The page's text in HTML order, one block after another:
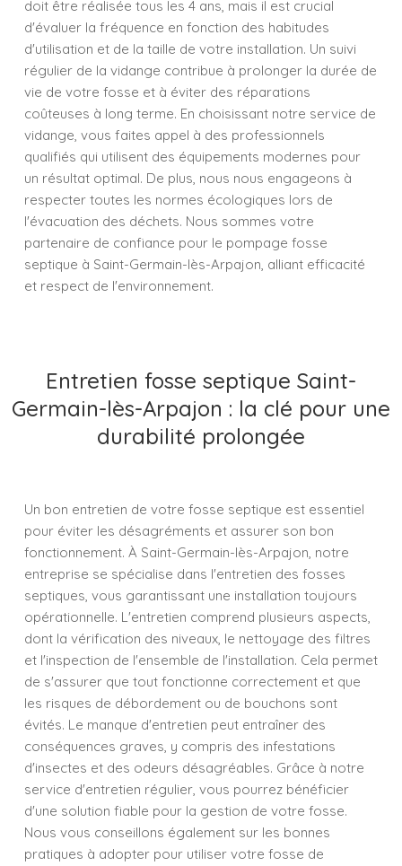
doit être réalisée tous les 4 ans, mais il est crucial
d'évaluer la fréquence en fonction des habitudes
d'utilisation et de la taille de votre installation. Un suivi
régulier de la vidange contribue à prolonger la durée de
vie de votre fosse et à éviter des réparations
coûteuses à long terme. En choisissant notre service de
vidange, vous faites appel à des professionnels
qualifiés qui utilisent des équipements modernes pour
un résultat optimal. De plus, nous nous engageons à
respecter toutes les normes écologiques lors de
l'évacuation des déchets. Nous sommes votre
partenaire de confiance pour le pompage fosse
septique à Saint-Germain-lès-Arpajon, alliant efficacité
et respect de l'environnement.
Entretien fosse septique Saint-
Germain-lès-Arpajon : la clé pour une
durabilité prolongée
Un bon entretien de votre fosse septique est essentiel
pour éviter les désagréments et assurer son bon
fonctionnement. À Saint-Germain-lès-Arpajon, notre
entreprise se spécialise dans l'entretien des fosses
septiques, vous garantissant une installation toujours
opérationnelle. L'entretien comprend plusieurs aspects,
dont la vérification des niveaux, le nettoyage des filtres
et l'inspection de l'ensemble de l'installation. Cela permet
de s'assurer que tout fonctionne correctement et que
les risques de débordement ou de bouchons sont
évités. Le manque d'entretien peut entraîner des
conséquences graves, y compris des infestations
d'insectes et des odeurs désagréables. Grâce à notre
service d'entretien régulier, vous pourrez bénéficier
d'une solution fiable pour la gestion de votre fosse.
Nous vous conseillons également sur les bonnes
pratiques à adopter pour utiliser votre fosse de